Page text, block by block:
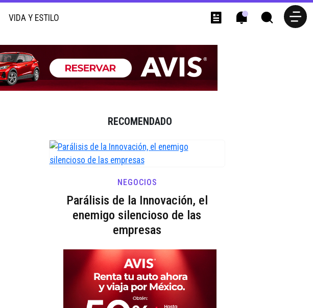
VIDA Y ESTILO
RECOMENDADO
NEGOCIOS
Parálisis de la Innovación, el
enemigo silencioso de las
empresas